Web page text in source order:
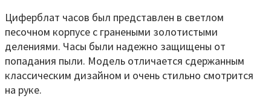
Циферблат часов был представлен в светлом
песочном корпусе с гранеными золотистыми
делениями. Часы были надежно защищены от
попадания пыли. Модель отличается сдержанным
классическим дизайном и очень стильно смотрится
на руке.